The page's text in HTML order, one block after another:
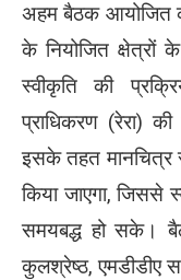
अहम बैठक आयोजित
के नियोजित क्षेत्रों
स्वीकृति की
प्राधिकरण (रेरा) की
इसके तहत मानचित्र
किया जाएगा, जिससे
समयबद्ध हो सके।
कुलश्रेष्ठ, एमडीडीए